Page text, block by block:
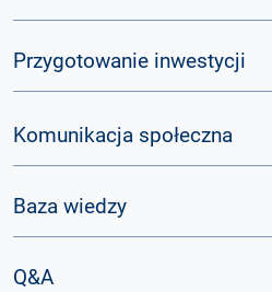
Przygotowanie inwestycji
Komunikacja społeczna
Baza wiedzy
Q&A